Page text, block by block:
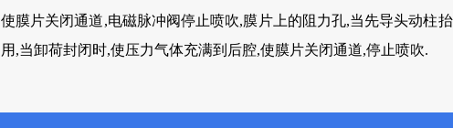
使膜片关闭通道,电磁脉冲阀停止喷吹,膜片上的阻力孔,当先导头动柱
用,当卸荷封闭时,使压力气体充满到后腔,使膜片关闭通道,停止喷吹.